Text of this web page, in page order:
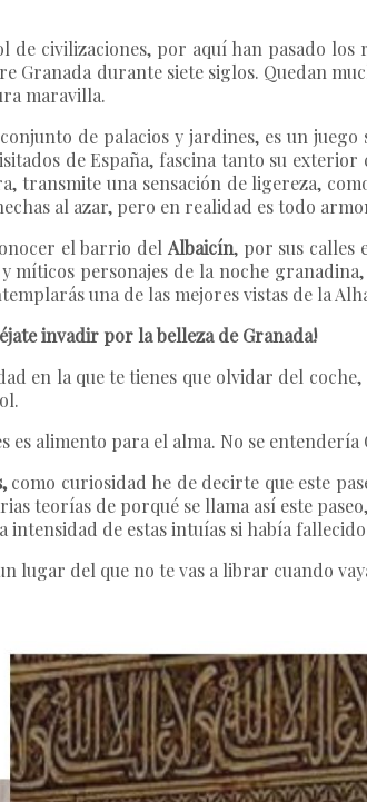
de civilizaciones, por aquí han pasado los
Granada durante siete siglos. Quedan
maravilla.
de palacios y jardines, es un
de España, fascina tanto su
transmite una sensación de ligereza,
al azar, pero en realidad es todo
el barrio del Albaicín, por sus calles
míticos personajes de la noche
una de las mejores vistas de la
invadir por la belleza de Granada!
en la que te tienes que olvidar del
es alimento para el alma. No se
como curiosidad he de decirte que este
teorías de porqué se llama así este
intensidad de estas intuías si había
lugar del que no te vas a librar cuando